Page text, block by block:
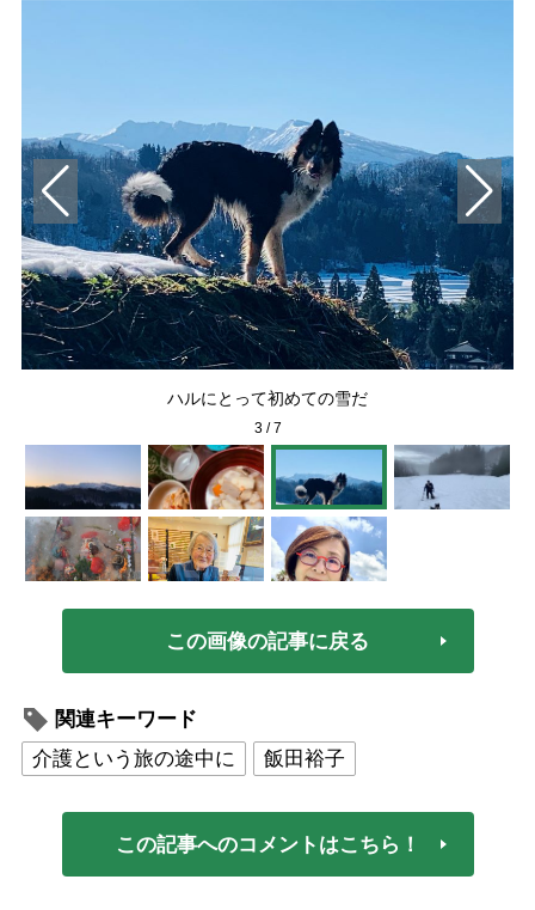
ハルにとって初めての雪だ
3/7
この画像の記事に戻る
関連キーワード
介護という旅の途中に
飯田裕子
この記事へのコメントはこちら！